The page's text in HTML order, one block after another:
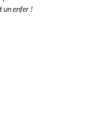
un enfer !